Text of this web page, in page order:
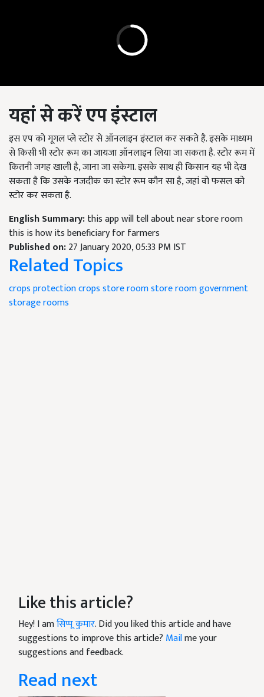
यहां से करें एप इंस्टाल
इस एप को गूगल प्ले स्टोर से ऑनलाइन इंस्टाल कर सकते है. इसके माध्यम
से किसी भी स्टोर रूम का जायजा ऑनलाइन लिया जा सकता है. स्टोर रूम में
कितनी जगह खाली है, जाना जा सकेगा. इसके साथ ही किसान यह भी देख
सकता है कि उसके नजदीक का स्टोर रूम कौन सा है, जहां वो फसल को
स्टोर कर सकता है.
English Summary:this app will tell about near store room
this is how its beneficiary for farmers
Published on:27 January 2020, 05:33 PM IST
Related Topics
crops protectioncrops store roomstore roomgovernment
storage rooms
Like this article?
Hey! I amसिप्पू कुमार. Did you liked this article and have
suggestions to improve this article? Mailme your
suggestions and feedback.
Read next